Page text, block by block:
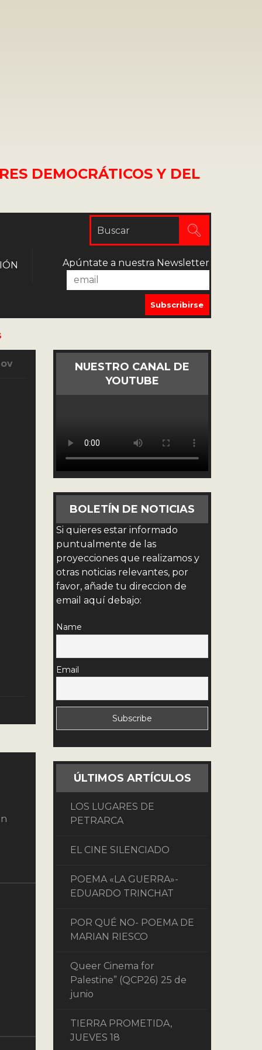
DEMOCRÁTICOS Y DEL
Apúntate a nuestra Newsletter
NUESTRO CANAL DE
YOUTUBE
BOLETÍN DE NOTICIAS
Si quieres estar informado
puntualmente de las
proyecciones que realizamos y
otras noticias relevantes, por
favor, añade tu direccion de
email aquí debajo:
Name
Email
ÚLTIMOS ARTÍCULOS
LOS LUGARES DE
PETRARCA
EL CINE SILENCIADO
POEMA «LA GUERRA»-
EDUARDO TRINCHAT
POR QUÉ NO- POEMA DE
MARIAN RIESCO
Queer Cinema for
Palestine” (QCP26) 25 de
junio
TIERRA PROMETIDA,
JUEVES 18